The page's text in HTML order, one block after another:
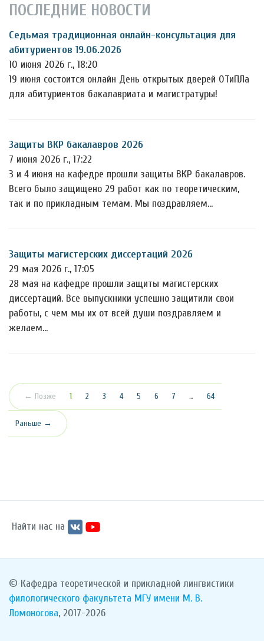
ПОСЛЕДНИЕ НОВОСТИ
Седьмая традиционная онлайн-консультация для
абитуриентов 19.06.2026
10 июня 2026 г., 18:20
19 июня состоится онлайн День открытых дверей ОТиПЛа
для абитуриентов бакалавриата и магистратуры!
Защиты ВКР бакалавров 2026
7 июня 2026 г., 17:22
3 и 4 июня на кафедре прошли защиты ВКР бакалавров.
Всего было защищено 29 работ как по теоретическим,
так и по прикладным темам. Мы поздравляем…
Защиты магистерских диссертаций 2026
29 мая 2026 г., 17:05
28 мая на кафедре прошли защиты магистерских
диссертаций. Все выпускники успешно защитили свои
работы, с чем мы их от всей души поздравляем и
желаем…
← Позже 1 (текущая)
2 3 4 5 6 7 … 64
Раньше →
Найти нас на
© Кафедра теоретической и прикладной лингвистики
филологического факультета МГУ имени М. В.
Ломоносова, 2017-2026